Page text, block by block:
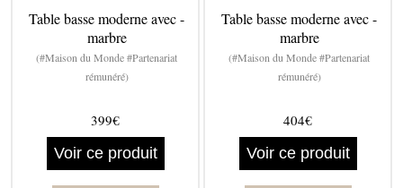
Table basse moderne avec -
marbre
(#Maison du Monde #Partenariat
rémunéré)
399€
Voir ce produit
Table basse moderne avec -
marbre
(#Maison du Monde #Partenariat
rémunéré)
404€
Voir ce produit